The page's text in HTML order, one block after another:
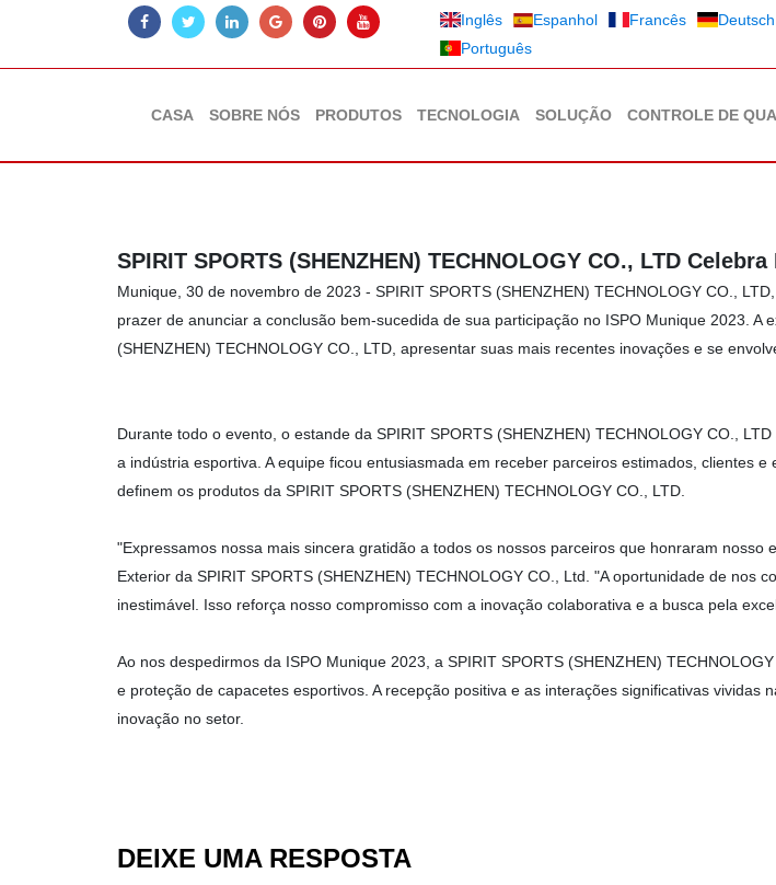
Inglês Espanhol Francês Deutsch
Português
CASA SOBRE NÓS PRODUTOS TECNOLOGIA SOLUÇÃO CONTROLE DE
SPIRIT SPORTS (SHENZHEN) TECHNOLOGY CO., LTD
Munique, 30 de novembro de 2023 - SPIRIT SPORTS (SHENZHEN) TECHNOLOGY CO.,
prazer de anunciar a conclusão bem-sucedida de sua participação no ISPO Munique 2023.
(SHENZHEN) TECHNOLOGY CO., LTD, apresentar suas mais recentes inovações e se
Durante todo o evento, o estande da SPIRIT SPORTS (SHENZHEN) TECHNOLOGY CO.,
a indústria esportiva. A equipe ficou entusiasmada em receber parceiros estimados, clientes
definem os produtos da SPIRIT SPORTS (SHENZHEN) TECHNOLOGY CO., LTD.
"Expressamos nossa mais sincera gratidão a todos os nossos parceiros que honraram
Exterior da SPIRIT SPORTS (SHENZHEN) TECHNOLOGY CO., Ltd. "A oportunidade de
inestimável. Isso reforça nosso compromisso com a inovação colaborativa e a busca pela
Ao nos despedirmos da ISPO Munique 2023, a SPIRIT SPORTS (SHENZHEN)
e proteção de capacetes esportivos. A recepção positiva e as interações significativas
inovação no setor.
DEIXE UMA RESPOSTA